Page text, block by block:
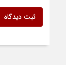
ثبت دیدگاه